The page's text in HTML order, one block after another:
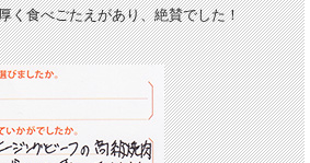
く食べごたえがあり、絶賛でした！